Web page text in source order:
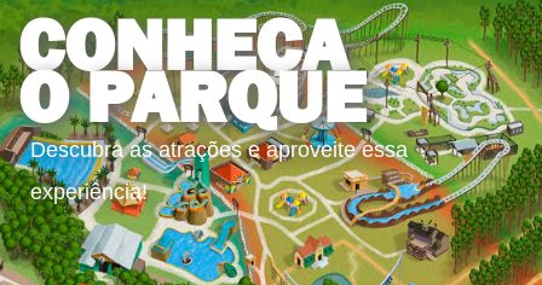
CONHEÇA
O PARQUE
Descubra as atrações e aproveite essa
experiência!